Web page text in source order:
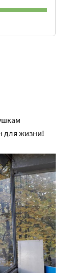
для жизни!